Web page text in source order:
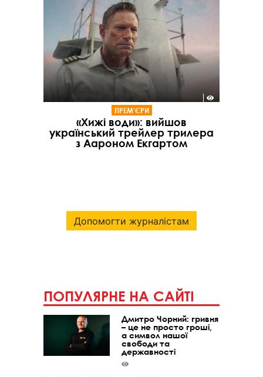
ПРЕМ'ЄРИ
«Хижі води»: вийшов
український трейлер трилера
з Аароном Екгартом
Допомогти журналістам
ПОПУЛЯРНЕ НА САЙТІ
Дмитро Чорний: гривня
– це не просто гроші,
а символ нашої
свободи та
державності